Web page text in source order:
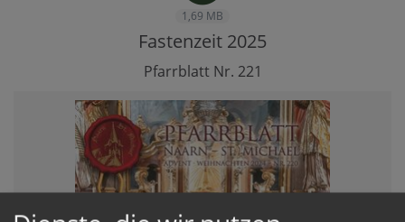
1,69 MB
Fastenzeit 2025
Pfarrblatt Nr. 221